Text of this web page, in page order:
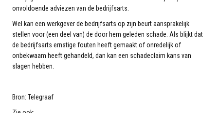
onvoldoende adviezen van de bedrijfsarts.
Wel kan een werkgever de bedrijfsarts op zijn beurt aansprakelijk
stellen voor (een deel van) de door hem geleden schade. Als blijkt dat
de bedrijfsarts ernstige fouten heeft gemaakt of onredelijk of
onbekwaam heeft gehandeld, dan kan een schadeclaim kans van
slagen hebben.
Bron: Telegraaf